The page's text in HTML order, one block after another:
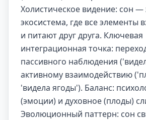
Холистическое видение: сон —
экосистема, где все элементы
и питают друг друга. Ключевая
интеграционная точка:
пассивного наблюдения
активному взаимодействию
'видела ягоды'). Баланс:
(эмоции) и духовное (плоды)
Эволюционный паттерн: сон